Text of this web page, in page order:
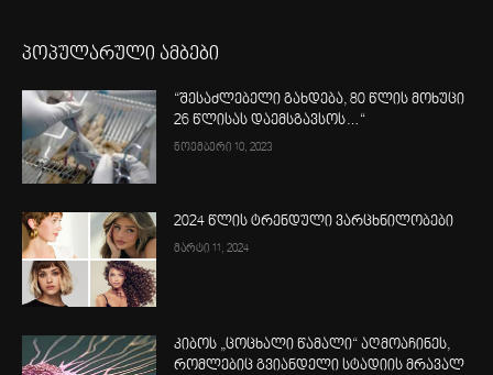
პოპულარული ამბები
“შესაძლებელი გახდება, 80 წლის მოხუცი
26 წლისას დაემსგავსოს…“
ნოემბერი 10, 2023
2024 წლის ტრენდული ვარცხნილობები
მარტი 11, 2024
კიბოს „ცოცხალი წამალი“ აღმოაჩინეს,
რომლებიც გვიანდელი სტადიის მრავალ